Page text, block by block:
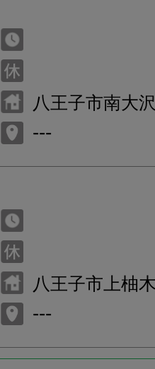
八王子市南大
---
八王子市上柚
---